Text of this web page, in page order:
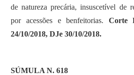
de natureza precária, insuscetível de
por acessões e benfeitorias. Corte
24/10/2018, DJe 30/10/2018.
SÚMULA N. 618